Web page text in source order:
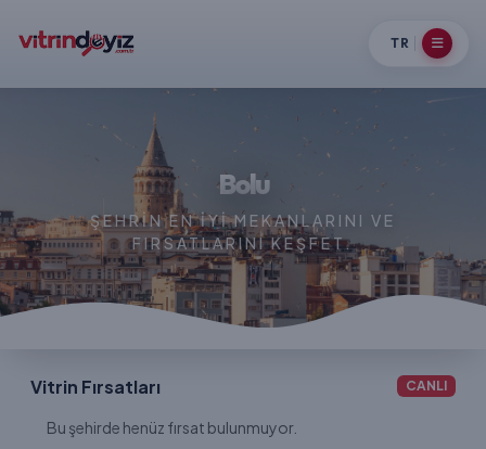
TR
Bolu
ŞEHRIN EN IYI MEKANLARINI VE
FIRSATLARINI KEŞFET.
Vitrin Fırsatları CANLI
Bu şehirde henüz fırsat bulunmuyor.